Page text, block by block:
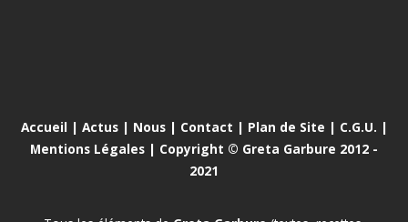
Accueil | Actus| Nous| Contact | Plan de Site | C.G.U. |
Mentions Légales | Copyright © Greta Garbure 2012 -
2021